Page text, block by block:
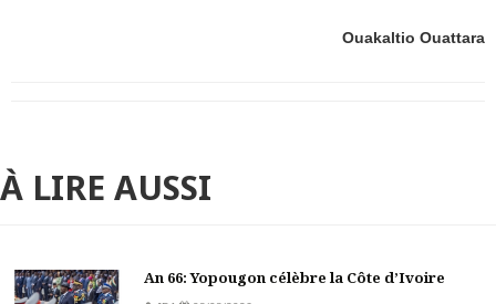
Ouakaltio Ouattara
À LIRE AUSSI
An 66: Yopougon célèbre la Côte d’Ivoire